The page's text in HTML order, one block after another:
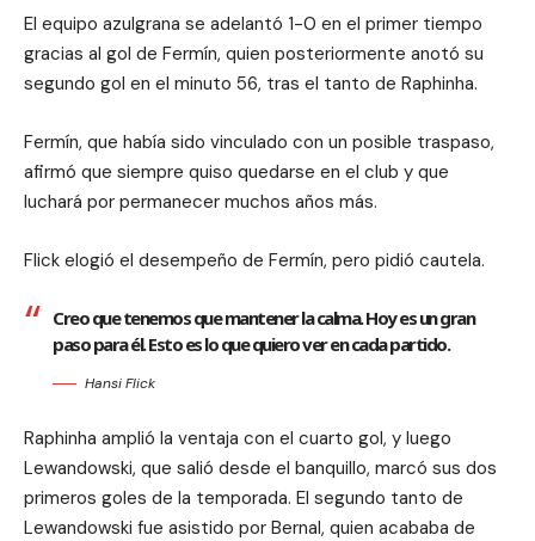
El equipo azulgrana se adelantó 1-0 en el primer tiempo
gracias al gol de Fermín, quien posteriormente anotó su
segundo gol en el minuto 56, tras el tanto de Raphinha.
Fermín, que había sido vinculado con un posible traspaso,
afirmó que siempre quiso quedarse en el club y que
luchará por permanecer muchos años más.
Flick elogió el desempeño de Fermín, pero pidió cautela.
Creo que tenemos que mantener la calma. Hoy es un gran
paso para él. Esto es lo que quiero ver en cada partido.
Hansi Flick
Raphinha amplió la ventaja con el cuarto gol, y luego
Lewandowski, que salió desde el banquillo, marcó sus dos
primeros goles de la temporada. El segundo tanto de
Lewandowski fue asistido por Bernal, quien acababa de